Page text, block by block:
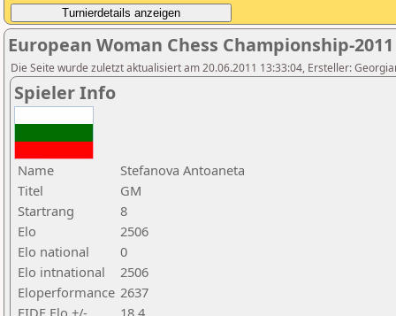
European Woman Chess Championship-2011
Die Seite wurde zuletzt aktualisiert am 20.06.2011 13:33:04, Ersteller:
Spieler Info
Name
Stefanova Antoaneta
Titel
GM
Startrang
8
Elo
2506
Elo national
0
Elo intnational
2506
Eloperformance 2637
FIDE Elo +/-
18,4